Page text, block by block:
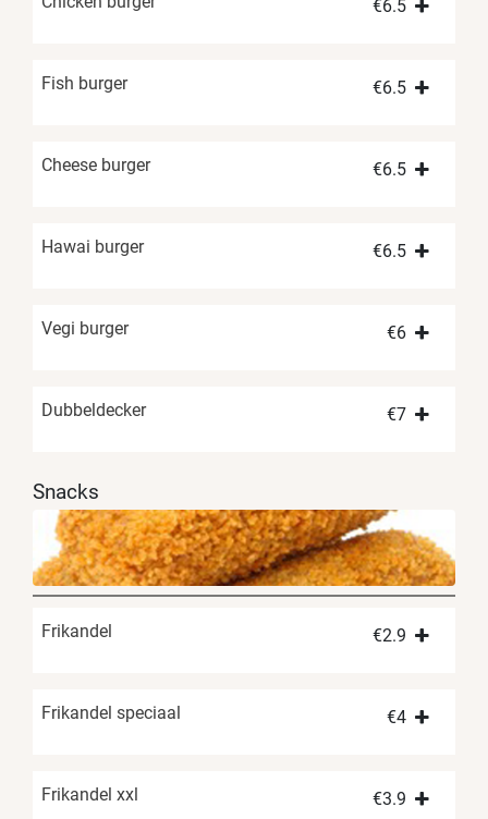
€6.5
Fish burger €6.5
Cheese burger €6.5
Hawai burger €6.5
Vegi burger €6
Dubbeldecker €7
Snacks
Frikandel €2.9
Frikandel speciaal €4
Frikandel xxl €3.9